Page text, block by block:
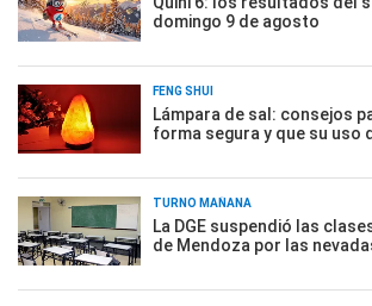
domingo 9 de agosto
FENG SHUI
Lámpara de sal: consejos
forma segura y que su uso
TURNO MAÑANA
La DGE suspendió las
de Mendoza por las